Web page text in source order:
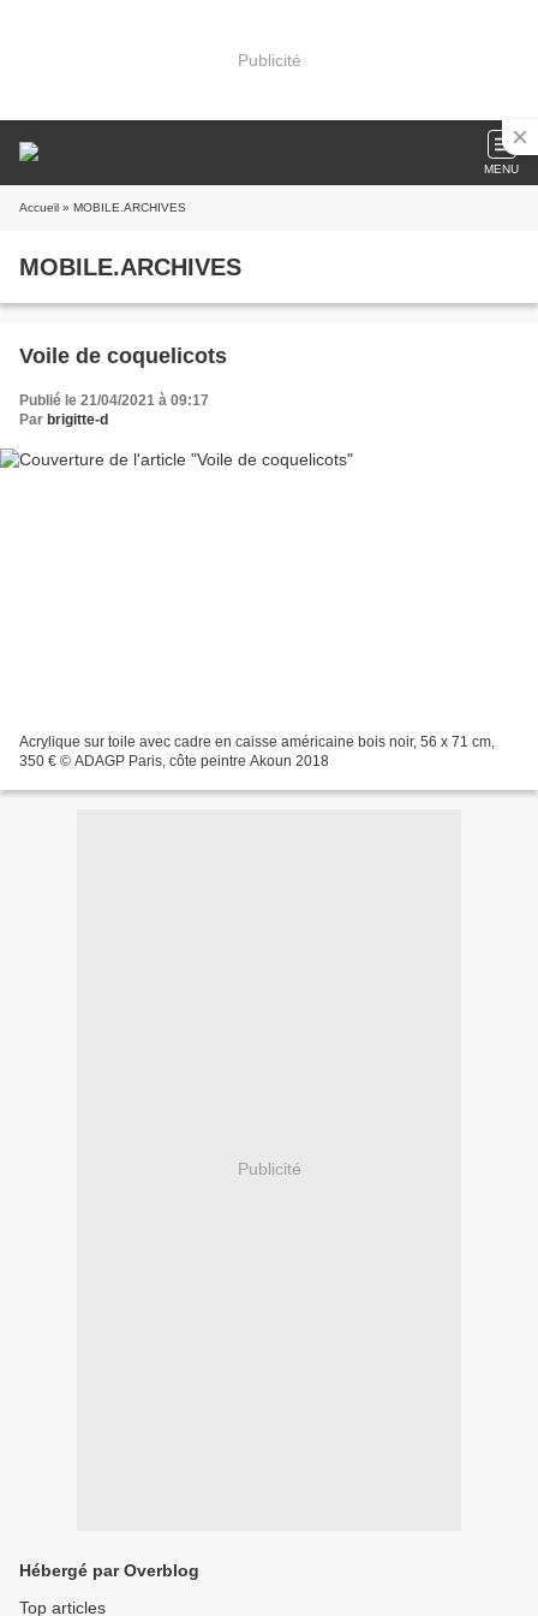
Publicité
MENU
Accueil » MOBILE.ARCHIVES
MOBILE.ARCHIVES
Voile de coquelicots
Publié le 21/04/2021 à 09:17
Par brigitte-d
Acrylique sur toile avec cadre en caisse américaine bois noir, 56 x 71 cm,
350 € © ADAGP Paris, côte peintre Akoun 2018
Publicité
Hébergé par Overblog
Top articles